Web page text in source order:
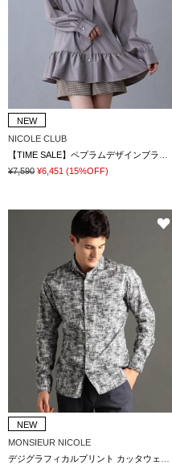
NEW
NICOLE CLUB
¥7,590 ¥6,451 (15%OFF)
NEW
MONSIEUR NICOLE